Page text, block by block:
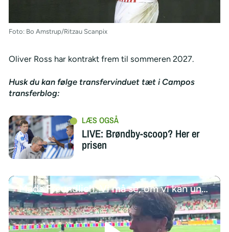
Foto: Bo Amstrup/Ritzau Scanpix
Oliver Ross har kontrakt frem til sommeren 2027.
Husk du kan følge transfervinduet tæt i Campos
transferblog:
LIVE: Brøndby-scoop? Her er
prisen
Mads Freundlich: Vi må se, om vi kan undvære Mattsson